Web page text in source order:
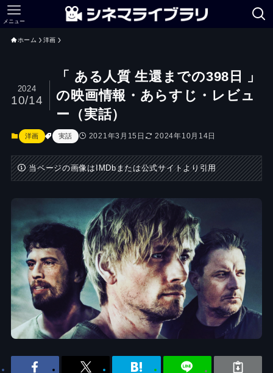
メニュー
ホーム 洋画
「 ある人質 生還までの398日 」
の映画情報・あらすじ・レビュ
ー（実話）
2024
10/14
洋画 実話 2021年3月15日 2024年10月14日
当ページの画像はIMDbまたは公式サイトより引用